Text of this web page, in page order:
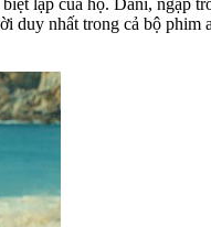
nhất trong cả bộ phim